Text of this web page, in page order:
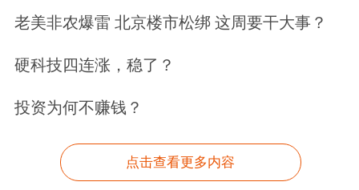
可能还能够维持一些个股的状态。
如果是杀跌，在现在的位置上，不管是
接盘侠，只有做出一副向上突破，或者
老美非农爆雷 北京楼市松绑 这周要干大事？
硬科技四连涨，稳了？
投资为何不赚钱？
点击查看更多内容